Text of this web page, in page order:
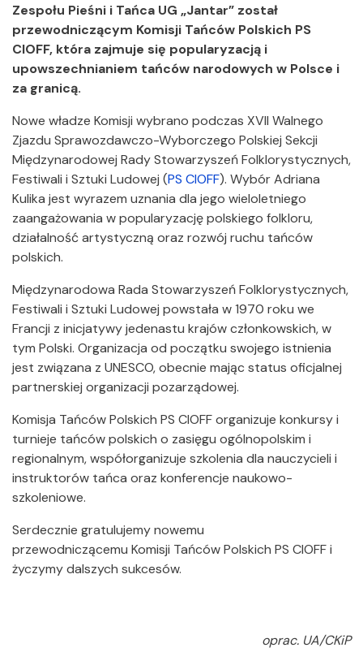
Zespołu Pieśni i Tańca UG „Jantar” został
przewodniczącym Komisji Tańców Polskich PS
CIOFF, która zajmuje się popularyzacją i
upowszechnianiem tańców narodowych w Polsce i
za granicą.
Nowe władze Komisji wybrano podczas XVII Walnego
Zjazdu Sprawozdawczo-Wyborczego Polskiej Sekcji
Międzynarodowej Rady Stowarzyszeń Folklorystycznych,
Festiwali i Sztuki Ludowej (PS CIOFF). Wybór Adriana
Kulika jest wyrazem uznania dla jego wieloletniego
zaangażowania w popularyzację polskiego folkloru,
działalność artystyczną oraz rozwój ruchu tańców
polskich.
Międzynarodowa Rada Stowarzyszeń Folklorystycznych,
Festiwali i Sztuki Ludowej powstała w 1970 roku we
Francji z inicjatywy jedenastu krajów członkowskich, w
tym Polski. Organizacja od początku swojego istnienia
jest związana z UNESCO, obecnie mając status oficjalnej
partnerskiej organizacji pozarządowej.
Komisja Tańców Polskich PS CIOFF organizuje konkursy i
turnieje tańców polskich o zasięgu ogólnopolskim i
regionalnym, współorganizuje szkolenia dla nauczycieli i
instruktorów tańca oraz konferencje naukowo-
szkoleniowe.
Serdecznie gratulujemy nowemu
przewodniczącemu Komisji Tańców Polskich PS CIOFF i
życzymy dalszych sukcesów.
oprac. UA/CKiP